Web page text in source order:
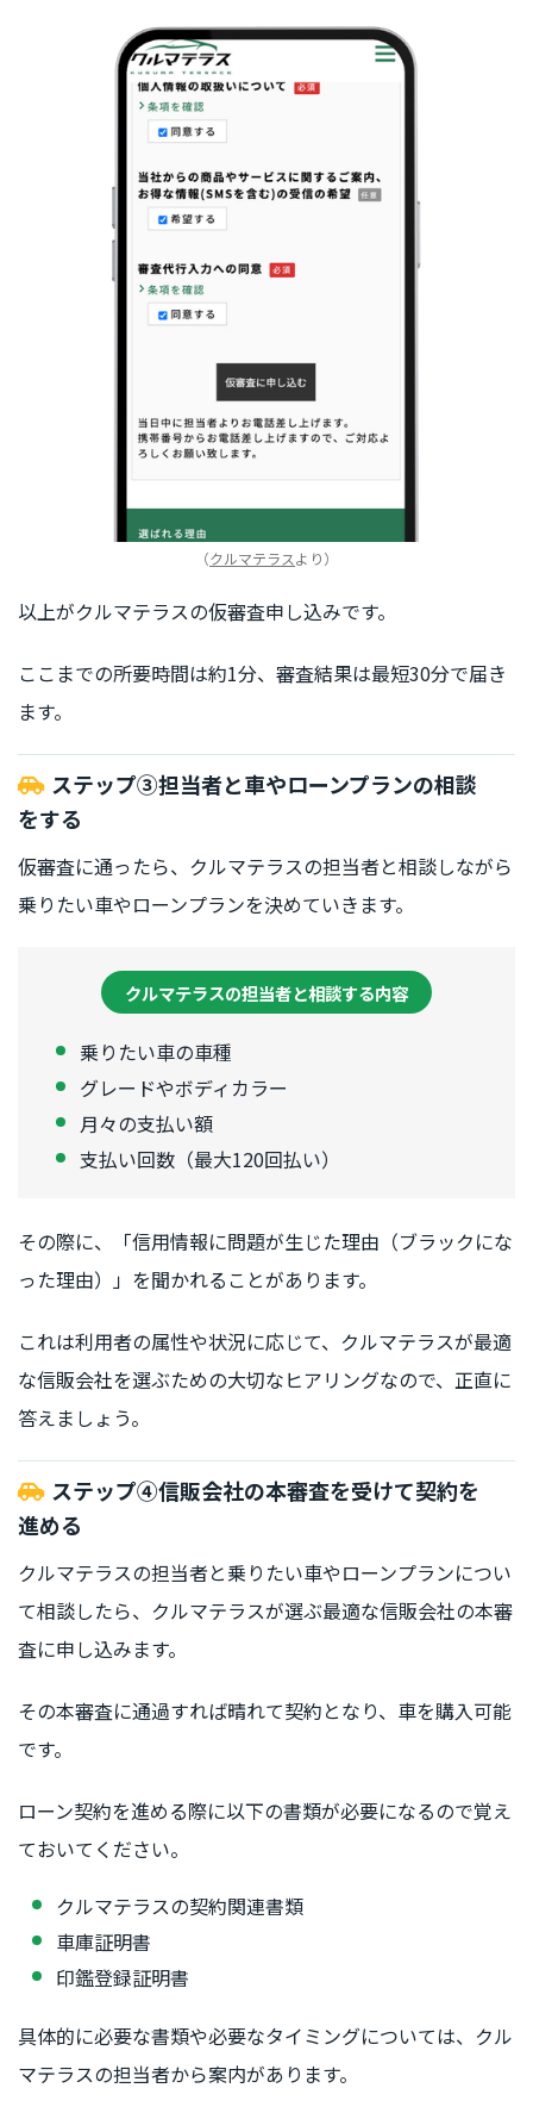
（クルマテラスより）
以上がクルマテラスの仮審査申し込みです。
ここまでの所要時間は約1分、審査結果は最短30分で届き
ます。
ステップ③担当者と車やローンプランの相談
をする
仮審査に通ったら、クルマテラスの担当者と相談しながら
乗りたい車やローンプランを決めていきます。
クルマテラスの担当者と相談する内容
乗りたい車の車種
グレードやボディカラー
月々の支払い額
支払い回数（最大120回払い）
その際に、「信用情報に問題が生じた理由（ブラックにな
った理由）」を聞かれることがあります。
これは利用者の属性や状況に応じて、クルマテラスが最適
な信販会社を選ぶための大切なヒアリングなので、正直に
答えましょう。
ステップ④信販会社の本審査を受けて契約を
進める
クルマテラスの担当者と乗りたい車やローンプランについ
て相談したら、クルマテラスが選ぶ最適な信販会社の本審
査に申し込みます。
その本審査に通過すれば晴れて契約となり、車を購入可能
です。
ローン契約を進める際に以下の書類が必要になるので覚え
ておいてください。
クルマテラスの契約関連書類
車庫証明書
印鑑登録証明書
具体的に必要な書類や必要なタイミングについては、クル
マテラスの担当者から案内があります。